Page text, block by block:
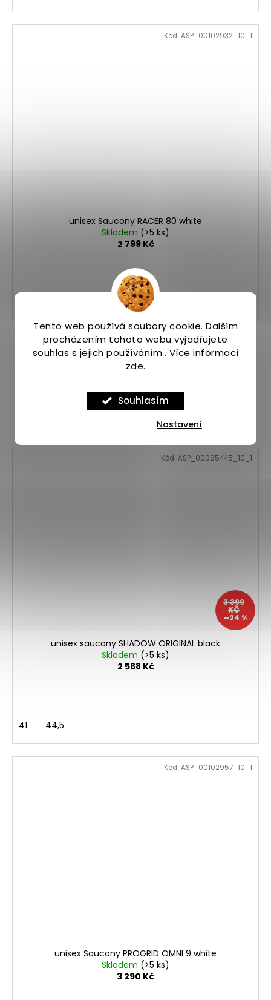
Tento web používá soubory cookie. Dalším
procházením tohoto webu vyjadřujete
souhlas s jejich používáním.. Více informací
zde.
Souhlasím
Nastavení
unisex Saucony RACER 80 white
Skladem (>5 ks)
2 799 Kč
42 42,5
Kód: ASP_00102932_10_1
3 399
KČ
–24 %
unisex saucony SHADOW ORIGINAL black
Skladem (>5 ks)
2 568 Kč
41 44,5
Kód: ASP_00085445_10_1
unisex Saucony PROGRID OMNI 9 white
Skladem (>5 ks)
3 290 Kč
Kód: ASP_00102957_10_1